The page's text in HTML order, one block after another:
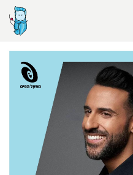
הפרופיל שלי
התנתק